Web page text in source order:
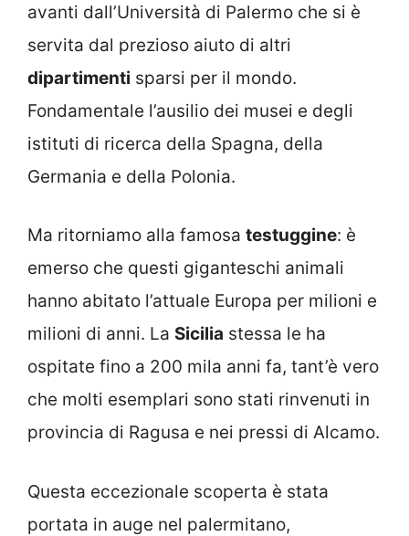
avanti dall’Università di Palermo che si è
servita dal prezioso aiuto di altri
dipartimenti sparsi per il mondo.
Fondamentale l’ausilio dei musei e degli
istituti di ricerca della Spagna, della
Germania e della Polonia.
Ma ritorniamo alla famosa testuggine: è
emerso che questi giganteschi animali
hanno abitato l’attuale Europa per milioni e
milioni di anni. La Sicilia stessa le ha
ospitate fino a 200 mila anni fa, tant’è vero
che molti esemplari sono stati rinvenuti in
provincia di Ragusa e nei pressi di Alcamo.
Questa eccezionale scoperta è stata
portata in auge nel palermitano,